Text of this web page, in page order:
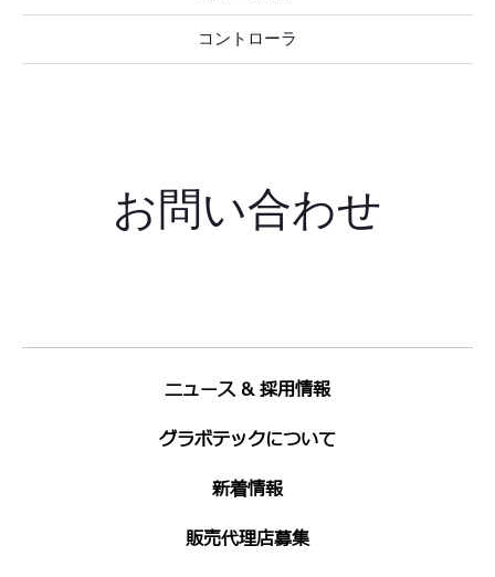
コントローラ
お問い合わせ
ニュース & 採用情報
グラボテックについて
新着情報
販売代理店募集